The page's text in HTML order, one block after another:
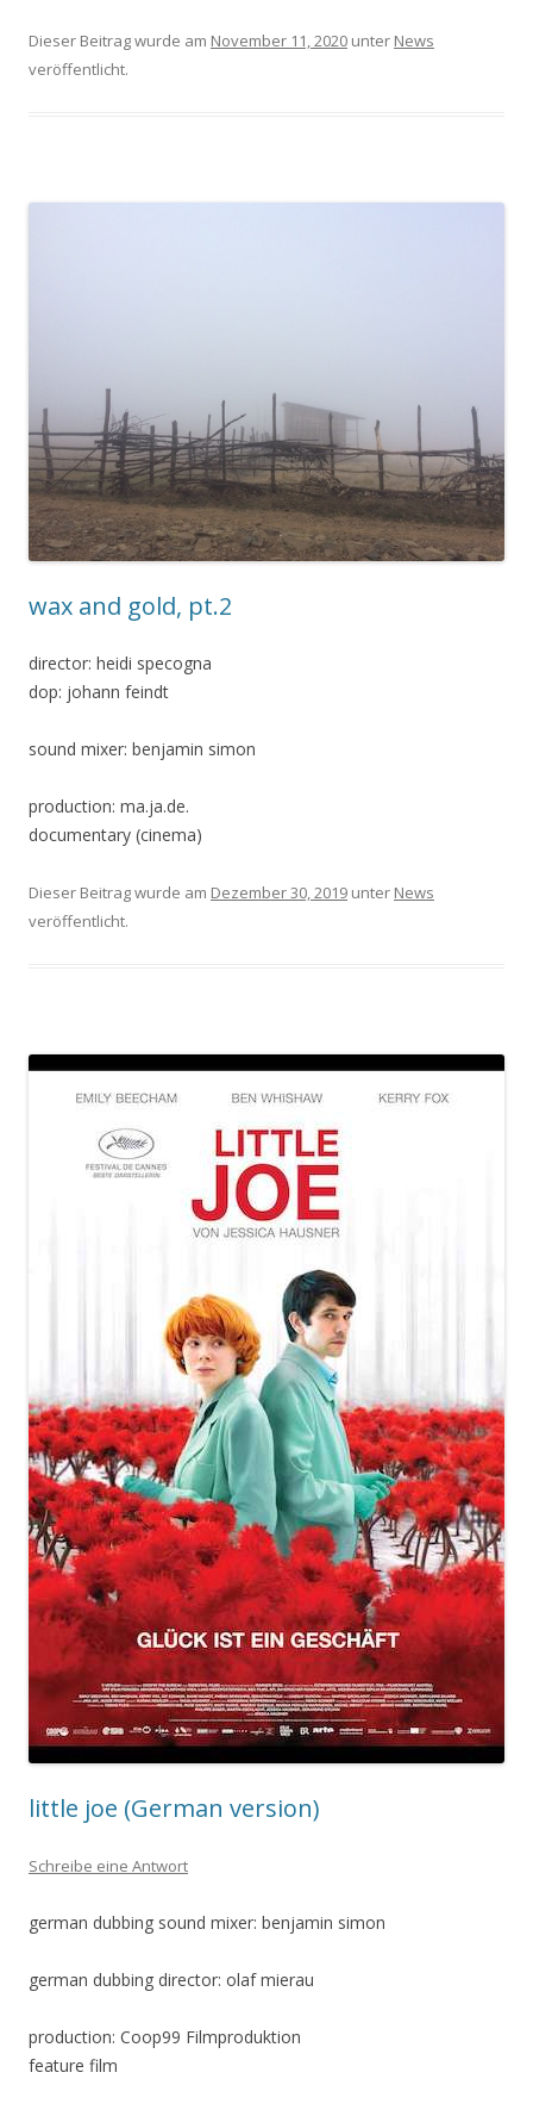
Dieser Beitrag wurde am November 11, 2020 unter News
veröffentlicht.
wax and gold, pt.2
director: heidi specogna
dop: johann feindt
sound mixer: benjamin simon
production: ma.ja.de.
documentary (cinema)
Dieser Beitrag wurde am Dezember 30, 2019 unter News
veröffentlicht.
little joe (German version)
Schreibe eine Antwort
german dubbing sound mixer: benjamin simon
german dubbing director: olaf mierau
production: Coop99 Filmproduktion
feature film